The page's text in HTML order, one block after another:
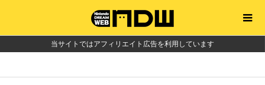
当サイトではアフィリエイト広告を利用しています